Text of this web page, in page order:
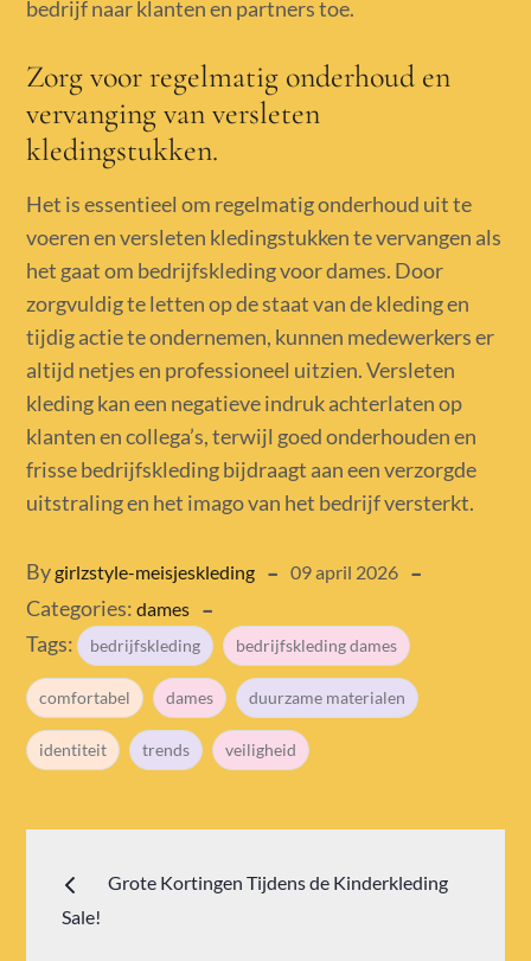
bedrijf naar klanten en partners toe.
Zorg voor regelmatig onderhoud en
vervanging van versleten
kledingstukken.
Het is essentieel om regelmatig onderhoud uit te
voeren en versleten kledingstukken te vervangen als
het gaat om bedrijfskleding voor dames. Door
zorgvuldig te letten op de staat van de kleding en
tijdig actie te ondernemen, kunnen medewerkers er
altijd netjes en professioneel uitzien. Versleten
kleding kan een negatieve indruk achterlaten op
klanten en collega’s, terwijl goed onderhouden en
frisse bedrijfskleding bijdraagt aan een verzorgde
uitstraling en het imago van het bedrijf versterkt.
Bygirlzstyle-meisjeskleding
Posted
09 april 2026
Categories:dames
Tags: bedrijfskleding bedrijfskleding dames
comfortabel dames duurzame materialen
identiteit trends veiligheid
navigatie
Grote Kortingen Tijdens de Kinderkleding
Sale!